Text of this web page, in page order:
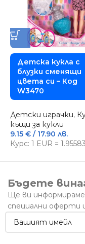
Детска кукла с
блузки сменящи
цвета си – Код
W3470
Детски играчки,
къщи за кукли
9.15 € / 17.90 лв.
Курс: 1 EUR =
Бъдете
Ще ви
специални оферти